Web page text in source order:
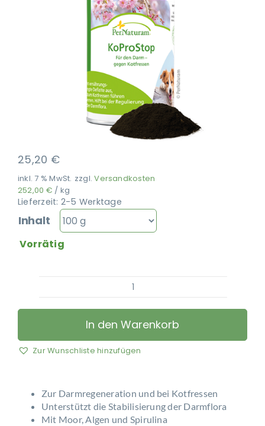
25,20 €
inkl. 7 % MwSt. zzgl.Versandkosten
252,00 € / kg
Lieferzeit: 2-5 Werktage
Inhalt
Vorrätig
PerNaturam
–
KoProStop
In den Warenkorb
Zur Wunschliste hinzufügen
Zur Darmregeneration und bei Kotfressen
Unterstützt die Stabilisierung der Darmflora
Mit Moor, Algen und Spirulina